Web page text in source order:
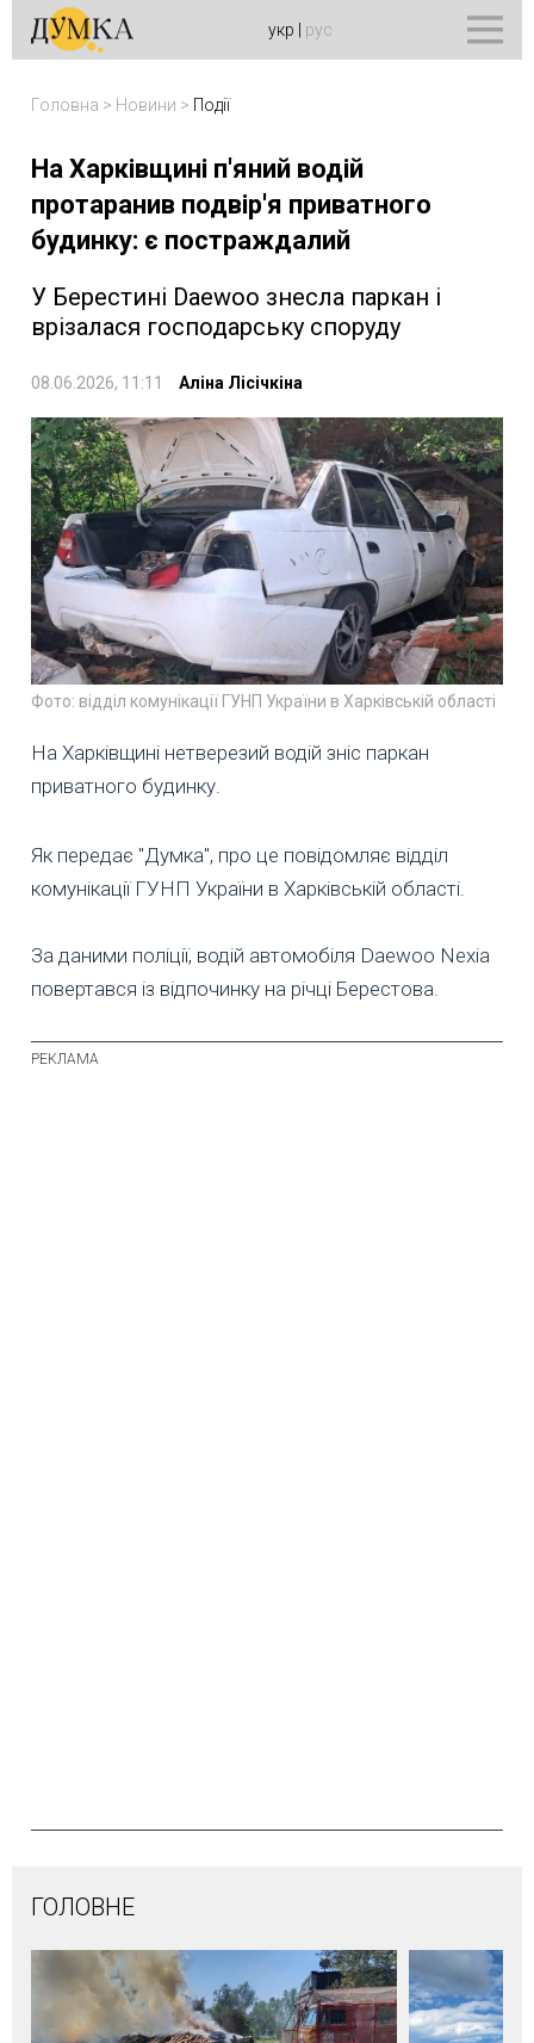
укр рус
Головна > Новини > Події
На Харківщині п'яний водій
протаранив подвір'я приватного
будинку: є постраждалий
У Берестині Daewoo знесла паркан і
врізалася господарську споруду
08.06.2026, 11:11 Аліна Лісічкіна
Фото: відділ комунікації ГУНП України в Харківській області
На Харківщині нетверезий водій зніс паркан
приватного будинку.
Як передає "Думка", про це повідомляє відділ
комунікації ГУНП України в Харківській області.
За даними поліції, водій автомобіля Daewoo Nexia
повертався із відпочинку на річці Берестова.
ГОЛОВНЕ